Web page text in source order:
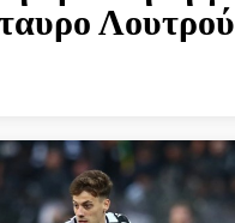
Λουτρού